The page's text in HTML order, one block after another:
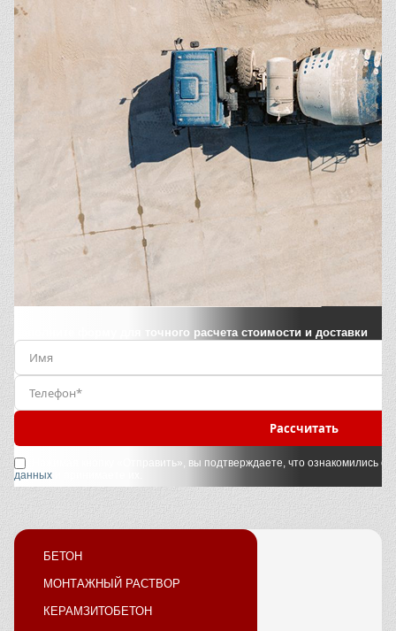
Заполните форму для точного расчета стоимости и доставки
Рассчитать
Нажимая кнопку «Отправить», вы подтверждаете, что ознакомились с
данных
БЕТОН
МОНТАЖНЫЙ РАСТВОР
КЕРАМЗИТОБЕТОН